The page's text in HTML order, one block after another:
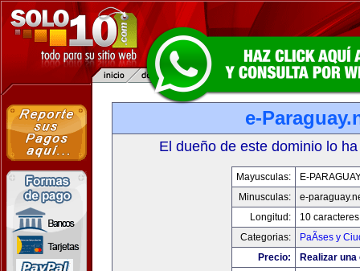
e-
El dueño de este dominio lo
Mayusculas:
E-
Minusculas:
e-
Longitud:
10 caracteres
Categorias:
PaÃ­ses y
Precio:
Realizar